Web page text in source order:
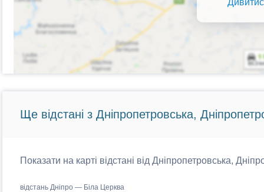
Ще відстані з Дніпропетровська,
Показати на карті відстані від Дніпропетровська,
відстань Дніпро — Біла Церква